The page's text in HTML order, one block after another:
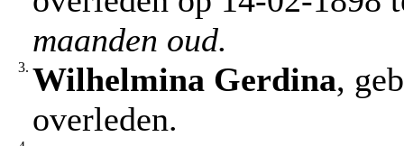
maanden oud.
3. Wilhelmina Gerdina,
overleden.